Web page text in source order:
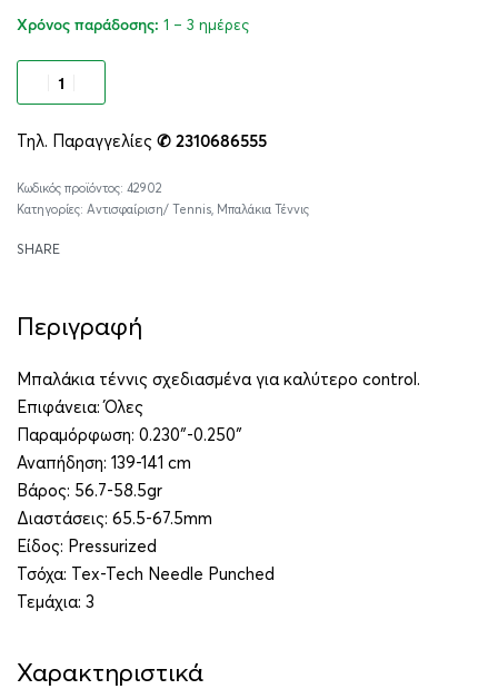
Χρόνος παράδοσης: 1 – 3 ημέρες
Τηλ. Παραγγελίες ✆ 2310686555
42902
Κατηγορίες: Αντισφαίριση/ Tennis, Μπαλάκια Τέννις
SHARE
Περιγραφή
Μπαλάκια τέννις σχεδιασμένα για καλύτερο control.
Επιφάνεια: Όλες
Παραμόρφωση: 0.230″-0.250″
Αναπήδηση: 139-141 cm
Βάρος: 56.7-58.5gr
Διαστάσεις: 65.5-67.5mm
Είδος: Pressurized
Τσόχα: Tex-Tech Needle Punched
Τεμάχια: 3
Χαρακτηριστικά